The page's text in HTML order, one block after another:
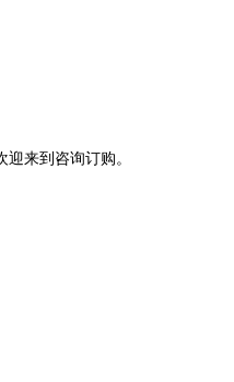
来到咨询订购。